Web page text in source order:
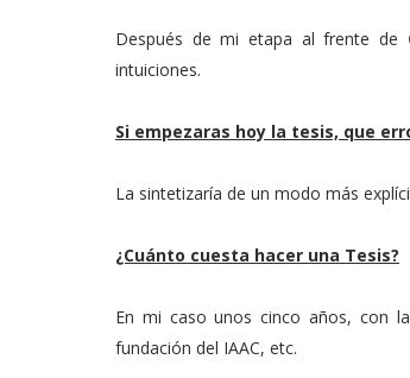
Después de mi etapa al frente de
intuiciones.
Si empezaras hoy la tesis, que
La sintetizaría de un modo más
¿Cuánto cuesta hacer una Tesis?
En mi caso unos cinco años, con
fundación del IAAC, etc.